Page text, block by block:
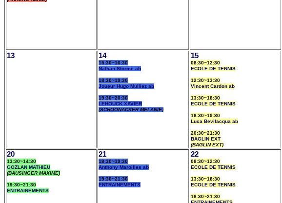
13 14
15:30~16:30
Nathan Storme ab
18:30~19:30
Joueur Hugo Mulliez ab
19:30~20:30
LEHOUCK XAVIER
(SCHOONACKER MELANIE)
15
08:30~12:30
ECOLE DE TENNIS
12:30~13:30
Vincent Cardon ab
13:30~18:30
ECOLE DE TENNIS
18:30~19:30
Luca Bevilacqua ab
20:30~21:30
BAGLIN EXT
(BAGLIN EXT)
20
13:30~14:30
GOZLAN MATHIEU
(BAUSINGER MAXIME)
19:30~21:30
ENTRAINEMENTS
21
18:30~19:30
Anthony Maroilles ab
19:30~21:30
ENTRAINEMENTS
22
08:30~12:30
ECOLE DE TENNIS
13:30~18:30
ECOLE DE TENNIS
18:30~21:30